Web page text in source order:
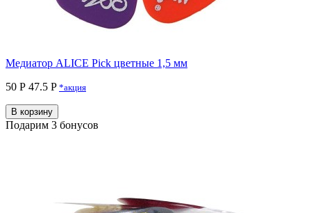
Медиатор ALICE Pick цветные 1,5 мм
50 Р 47.5 P *акция
В корзину
Подарим 3 бонусов